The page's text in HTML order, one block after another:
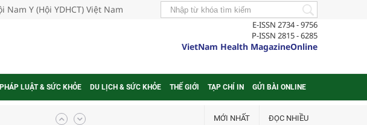
Y (Hội YDHCT) Việt Nam
E-ISSN 2734 - 9756
P-ISSN 2815 - 6285
VietNam Health MagazineOnline
PHÁP LUẬT & SỨC KHỎE DU LỊCH & SỨC KHỎE THẾ GIỚI TẠP CHÍ IN GỬI BÀI ONLINE
MỚI NHẤT ĐỌC NHIỀU